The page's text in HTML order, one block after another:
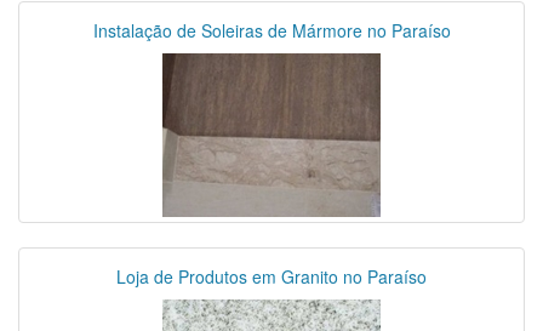
Instalação de Soleiras de Mármore no Paraíso
Loja de Produtos em Granito no Paraíso